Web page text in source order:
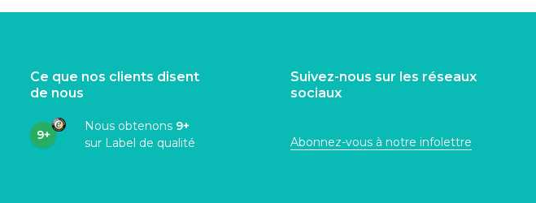
Ce que nos clients disent
de nous
9+
Nous obtenons 9+
sur Label de qualité
Suivez-nous sur les réseaux
sociaux
Abonnez-vous à notre infolettre